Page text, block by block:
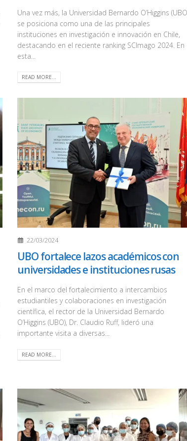
Una vez más, la Universidad Bernardo O’Higgins
se posiciona como una de las principales
instituciones en investigación e innovación en Chile,
destacando en el reciente ranking SCImago 2024. En
esta...
READ MORE...
22/03/2024
UBO fortalece lazos académicos con
universidades e instituciones rusas
En el marco del fortalecimiento a intercambios
estudiantiles y colaboraciones en investigación
científica, el rector de la Universidad Bernardo
O’Higgins (UBO), Dr. Claudio Ruff, lideró una
importante visita a diversas...
READ MORE...